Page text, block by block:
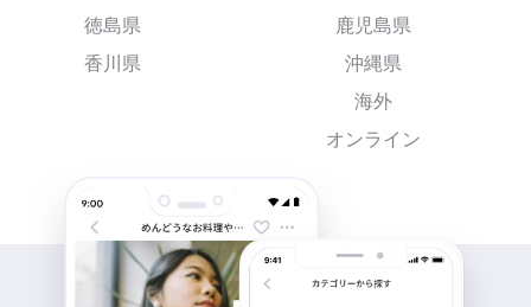
徳島県
香川県
鹿児島県
沖縄県
海外
オンライン